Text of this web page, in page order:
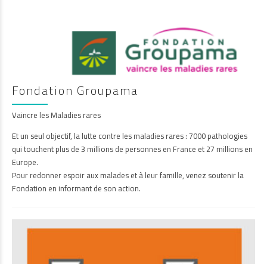
Fondation Groupama
Vaincre les Maladies rares
Et un seul objectif, la lutte contre les maladies rares : 7000 pathologies
qui touchent plus de 3 millions de personnes en France et 27 millions en
Europe.
Pour redonner espoir aux malades et à leur famille, venez soutenir la
Fondation en informant de son action.